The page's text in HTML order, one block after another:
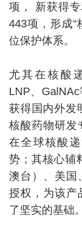
项， 新获得
443项，形成“
位保护体系。
尤其在核酸
LNP、
获得国内外发
核酸药物研发
在全球核酸
势；其核心辅
澳台）、美国
授权，为该产
了坚实的基础。